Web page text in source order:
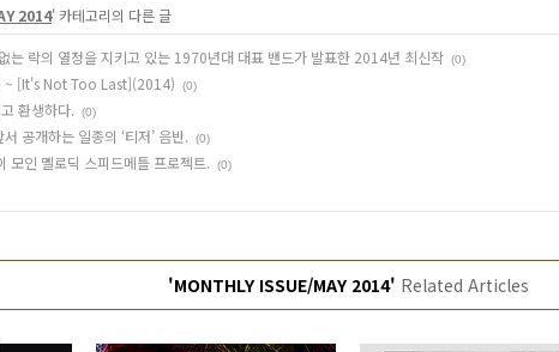
2014' 카테고리의 다른 글
는 락의 열정을 지키고 있는 1970년대 대표 밴드가 발표한 2014년 최신작 (0)
~ [It's Not Too Last](2014) (0)
환생하다. (0)
공개하는 일종의 ‘티저’ 음반. (0)
모인 멜로딕 스피드메틀 프로젝트. (0)
'MONTHLY ISSUE/MAY 2014' Related Articles